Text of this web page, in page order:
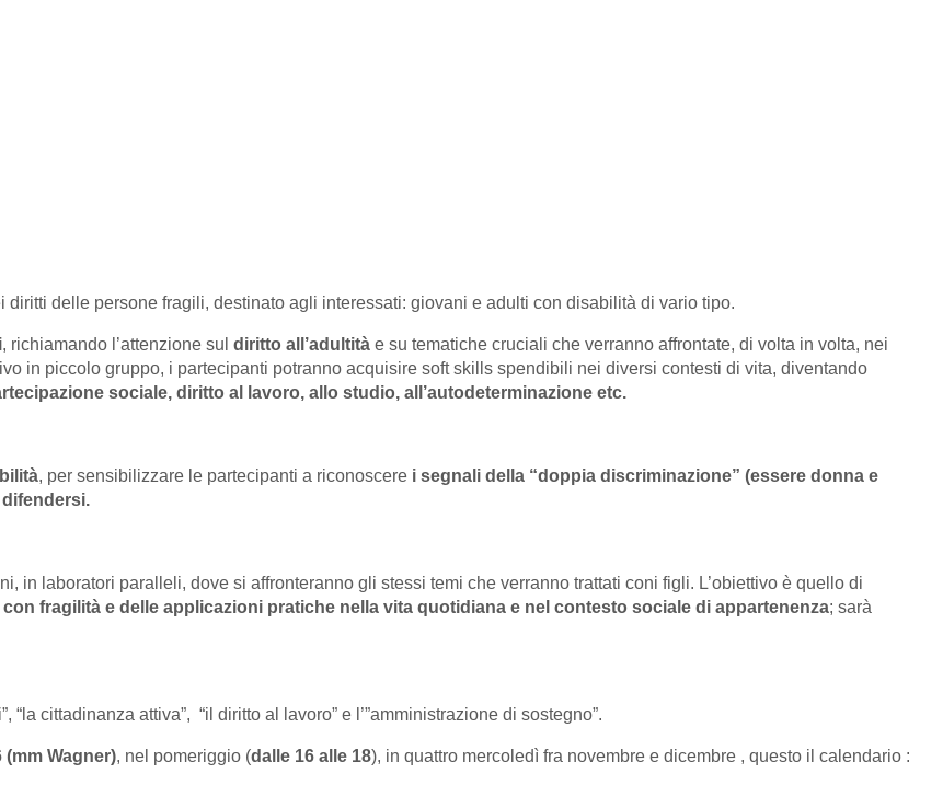
delle persone fragili, destinato agli interessati: giovani e adulti con disabilità di vario tipo.
, richiamando l’attenzione sul diritto all’adultità e su tematiche cruciali che verranno affrontate, di volta in volta, nei
in piccolo gruppo, i partecipanti potranno acquisire soft skills spendibili nei diversi contesti di vita, diventando
sociale, diritto al lavoro, allo studio, all’autodeterminazione etc.
, per sensibilizzare le partecipanti a riconoscere i segnali della “doppia discriminazione” (essere donna e
in laboratori paralleli, dove si affronteranno gli stessi temi che verranno trattati coni figli. L’obiettivo è quello di
fragilità e delle applicazioni pratiche nella vita quotidiana e nel contesto sociale di appartenenza; sarà
“la cittadinanza attiva”, “il diritto al lavoro” e l’”amministrazione di sostegno”.
(mm Wagner), nel pomeriggio (dalle 16 alle 18), in quattro mercoledì fra novembre e dicembre , questo il calendario :